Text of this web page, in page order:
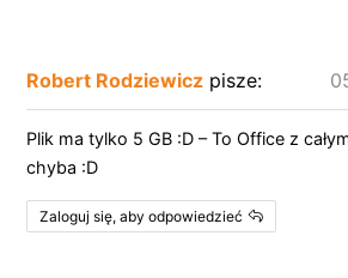
Robert Rodziewicz pisze:
Plik ma tylko 5 GB :D – To Office z
chyba :D
Zaloguj się, aby odpowiedzieć